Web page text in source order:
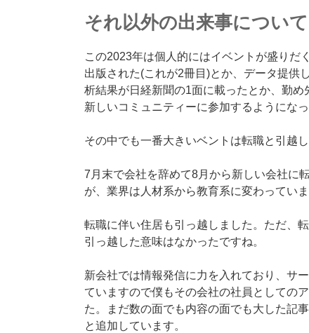
それ以外の出来事について
この2023年は個人的にはイベントが盛りだ
出版された(これが2冊目)とか、データ提供
析結果が日経新聞の1面に載ったとか、勤
新しいコミュニティーに参加するようにな
その中でも一番大きいベントは転職と引越し
7月末で会社を辞めて8月から新しい会社に
が、業界は人材系から教育系に変わっていま
転職に伴い住居も引っ越しました。ただ、
引っ越した意味はなかったですね。
新会社では情報発信に力を入れており、サ
ていますので僕もその会社の社員としての
た。まだ数の面でも内容の面でも大した記
と追加しています。